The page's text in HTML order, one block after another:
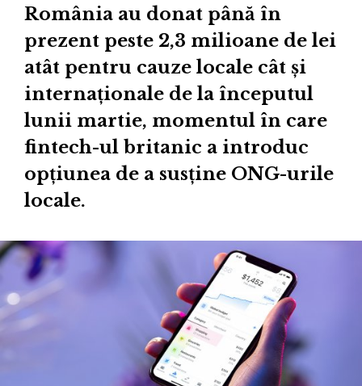
România au donat până în
prezent peste 2,3 milioane de lei
atât pentru cauze locale cât și
internaționale de la începutul
lunii martie, momentul în care
fintech-ul britanic a introduc
opțiunea de a susține ONG-urile
locale.